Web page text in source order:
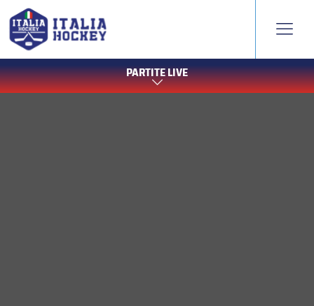
PARTITE LIVE